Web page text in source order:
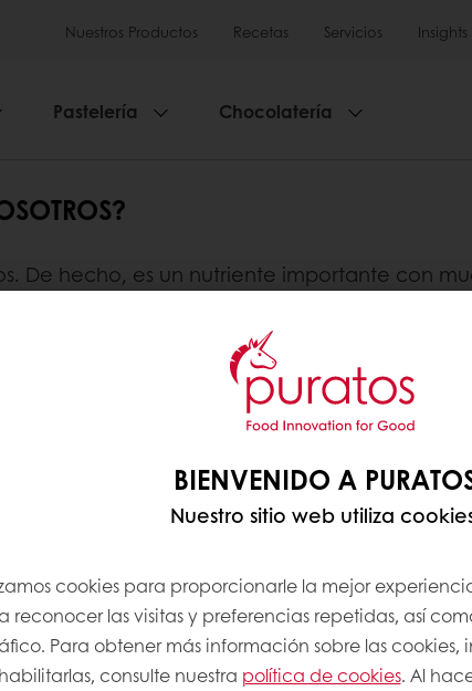
Nuestros Productos Recetas Servicios
Pastelería Chocolatería
De hecho, es un nutriente importante con
vitaminas liposolubles A, D, E y K). Lo
de otras.
que la ingesta total de grasas no
de grasas saturadas. Esto significa que el
en una variedad de alimentos. Las
en los pescados grasos como el salmón,
secos y semillas (por ejemplo, nueces,
BIENVENIDO A
Nuestro sitio web utiliza
cookies para proporcionarle la mejor
reconocer las visitas y preferencias repetidas, así
Para obtener más información sobre las cookies,
consulte nuestra política de cookies. Al